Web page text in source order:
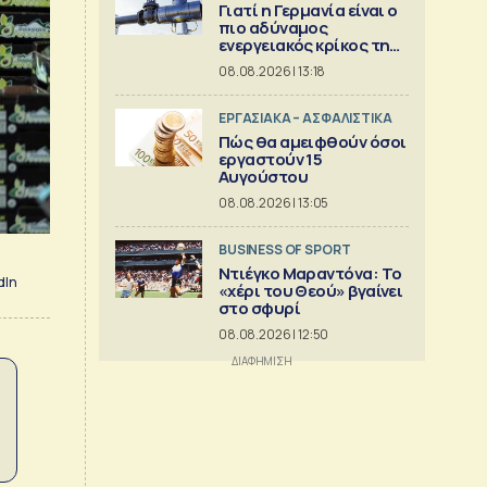
Γιατί η Γερμανία είναι ο
πιο αδύναμος
ενεργειακός κρίκος της
Ευρώπης
08.08.2026 | 13:18
ΕΡΓΑΣΙΑΚΑ – ΑΣΦΑΛΙΣΤΙΚΑ
Πώς θα αμειφθούν όσοι
εργαστούν 15
Αυγούστου
08.08.2026 | 13:05
BUSINESS OF SPORT
Ντιέγκο Μαραντόνα: Το
«χέρι του Θεού» βγαίνει
στο σφυρί
08.08.2026 | 12:50